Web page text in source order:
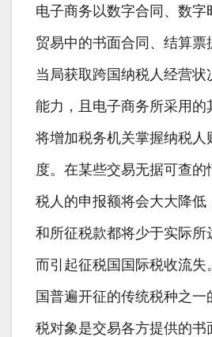
电子商务以数字合同、数字
贸易中的书面合同、结算票
当局获取跨国纳税人经营状
能力，且电子商务所采用的
将增加税务机关掌握纳税人
度。在某些交易无据可查的
税人的申报额将会大大降低
和所征税款都将少于实际所
而引起征税国国际税收流失
国普遍开征的传统税种之一
税对象是交易各方提供的书